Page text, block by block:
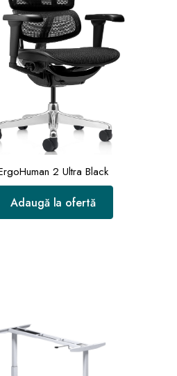
2 Ultra Black
Adaugă la ofertă